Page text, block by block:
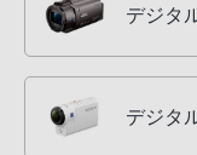
デジタ
デジタ